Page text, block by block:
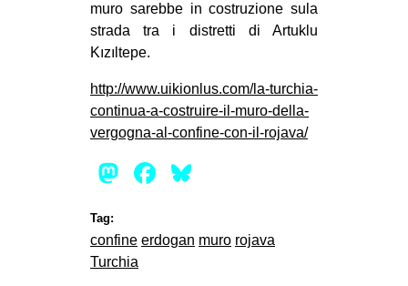
ESTREMO ORIENTE
MEDIO ORIENTE
MONDO
muro sarebbe in costruzione sula
strada tra i distretti di Artuklu
Kızıltepe.
http://www.uikionlus.com/la-turchia-
continua-a-costruire-il-muro-della-
vergogna-al-confine-con-il-rojava/
Mastodon
Facebook
Tag:
confine erdogan muro rojava
Turchia